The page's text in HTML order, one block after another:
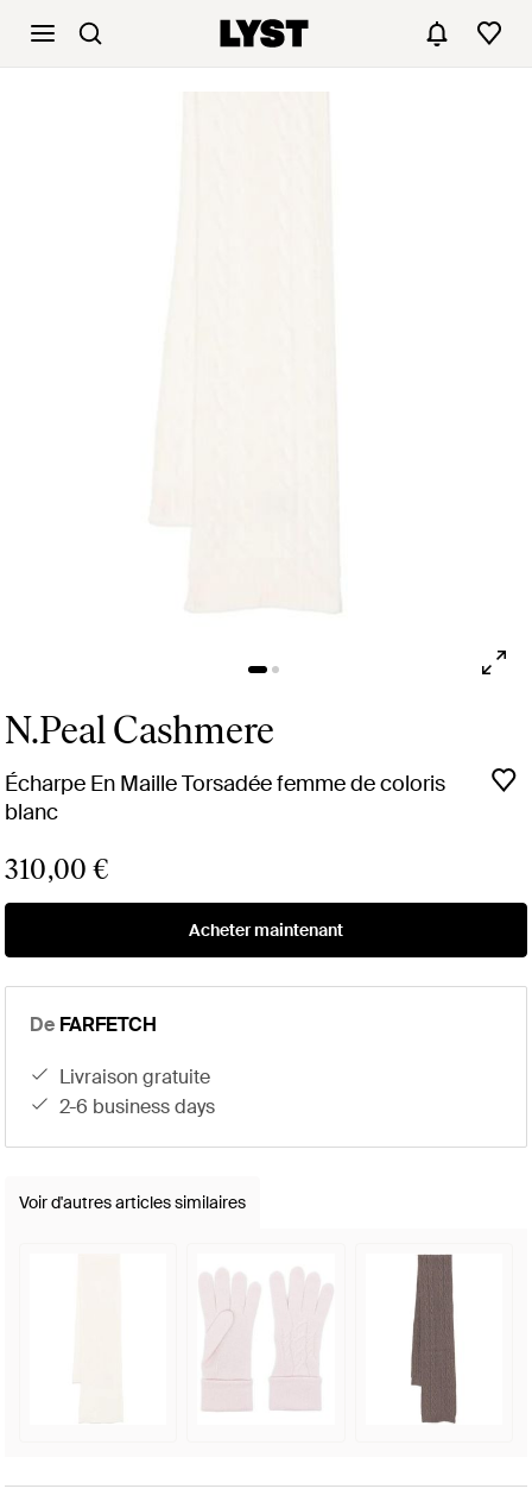
N.Peal Cashmere
Écharpe En Maille Torsadée femme de coloris
blanc
310,00 €
Acheter maintenant
De FARFETCH
livraison gratuite
2-6 business days
Voir d'autres articles similaires